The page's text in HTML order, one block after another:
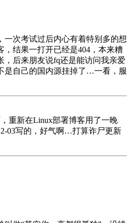
一次考试过后内心有着特别多的想
，结果一打开已经是404，本来糟
，后来朋友说fq还是能访问我亲爱
是自己的国内源挂掉了…一看，服
重新在Linux部署博客用了一晚
03写的，好气啊…打算诈尸更新